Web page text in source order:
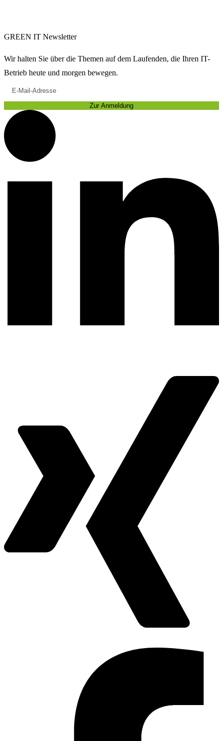
GREEN IT Newsletter
Wir halten Sie über die Themen auf dem Laufenden, die Ihren IT-
Betrieb heute und morgen bewegen.
Zur Anmeldung